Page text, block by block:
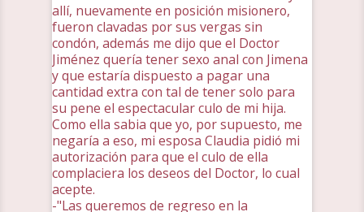
allí, nuevamente en posición misionero,
fueron clavadas por sus vergas sin
condón, además me dijo que el Doctor
Jiménez quería tener sexo anal con Jimena
y que estaría dispuesto a pagar una
cantidad extra con tal de tener solo para
su pene el espectacular culo de mi hija.
Como ella sabia que yo, por supuesto, me
negaría a eso, mi esposa Claudia pidió mi
autorización para que el culo de ella
complaciera los deseos del Doctor, lo cual
acepte.
-"Las queremos de regreso en la